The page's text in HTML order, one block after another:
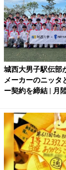
城西大男子駅伝部
メーカーのニッタ
ー契約を締結 | 月